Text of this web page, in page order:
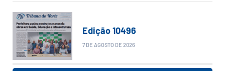
Edição 10496
7 DE AGOSTO DE 2026